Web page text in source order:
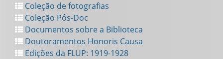
Coleção de fotografias
Coleção Pós-Doc
Documentos sobre a Biblioteca
Doutoramentos Honoris Causa
Edições da FLUP: 1919-1928